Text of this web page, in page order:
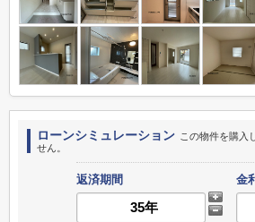
ローンシミュレーション この物件を購入
せん。
返済期間 金